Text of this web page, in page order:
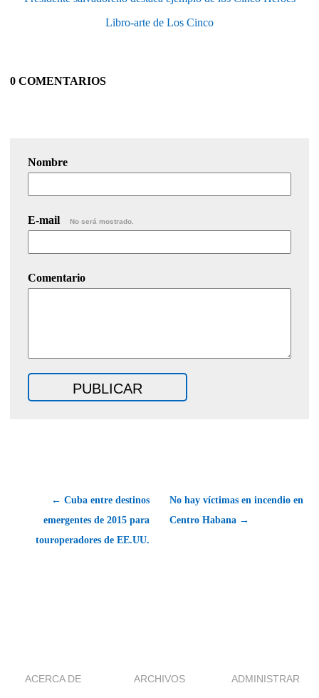
Libro-arte de Los Cinco
0 COMENTARIOS
Nombre
E-mail No será mostrado.
Comentario
← Cuba entre destinos
emergentes de 2015 para
touroperadores de EE.UU.
No hay víctimas en incendio en
Centro Habana →
ACERCA DE ARCHIVOS ADMINISTRAR